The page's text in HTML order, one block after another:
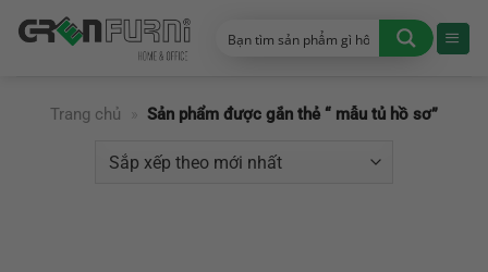
đến
Trang chủ
» Sản phẩm được gắn thẻ “ mẫu tủ hồ sơ”